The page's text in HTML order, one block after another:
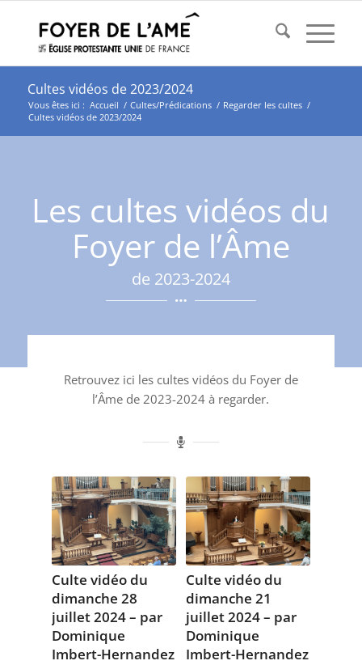
Cultes vidéos de 2023/2024
Vous êtes ici : Accueil / Cultes/Prédications / Regarder les cultes /
Cultes vidéos de 2023/2024
Les cultes vidéos du
Foyer de l’Âme
de 2023-2024
Retrouvez ici les cultes vidéos du Foyer de
l’Âme de 2023-2024 à regarder.
Culte vidéo du
dimanche 28
juillet 2024 – par
Dominique
Imbert-Hernandez
Culte vidéo du
dimanche 21
juillet 2024 – par
Dominique
Imbert-Hernandez